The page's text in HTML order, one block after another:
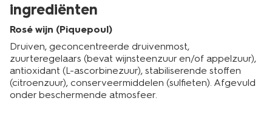
ingrediënten
Rosé wijn (Piquepoul)
Druiven, geconcentreerde druivenmost,
zuurteregelaars (bevat wijnsteenzuur en/of appelzuur),
antioxidant (L-ascorbinezuur), stabiliserende stoffen
(citroenzuur), conserveermiddelen (sulfieten). Afgevuld
onder beschermende atmosfeer.